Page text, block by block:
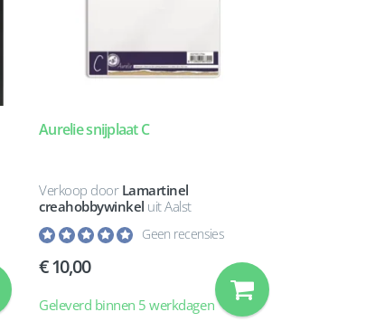
Aurelie snijplaat C
Verkoop door Lamartinel
creahobbywinkel uit Aalst
Geen recensies
10,00
Geleverd binnen 5 werkdagen